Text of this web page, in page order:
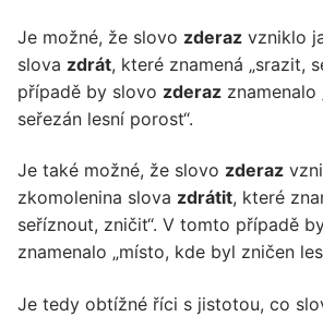
Je možné, že slovo zderaz vzniklo
slova zdrát, které znamená „srazit,
případě by slovo zderaz znamenalo
seřezán lesní porost“.
Je také možné, že slovo zderaz
zkomolenina slova zdrátit, které
seříznout, zničit“. V tomto případě
znamenalo „místo, kde byl zničen
Je tedy obtížné říci s jistotou, co